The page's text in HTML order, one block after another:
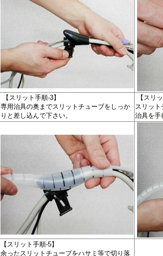
【スリット手順-3】
専用治具の奥までスリットチューブをしっか
りと差し込んで下さい。
【スリ
スリット
治具を手
【スリット手順-5】
余ったスリットチューブをハサミ等で切り落